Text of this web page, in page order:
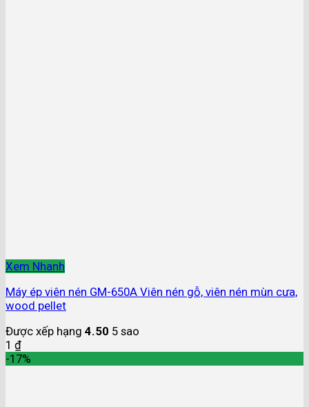
Xem Nhanh
Máy ép viên nén GM-650A Viên nén gỗ, viên nén mùn cưa,
wood pellet
Được xếp hạng 4.50 5 sao
1 ₫
-17%